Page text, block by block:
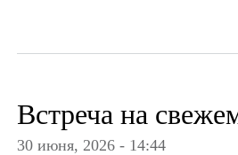
Встреча на
30 июня, 2026 - 14:44